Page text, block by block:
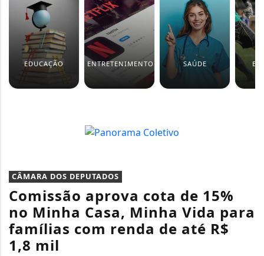
EDUCAÇÃO ENTRETENIMENTO SAÚDE
CÂMARA DOS DEPUTADOS
Comissão aprova cota de 15%
no Minha Casa, Minha Vida para
famílias com renda de até R$
1,8 mil